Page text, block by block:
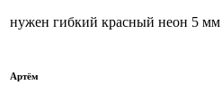
нужен гибкий красный неон 5 мм
Артём